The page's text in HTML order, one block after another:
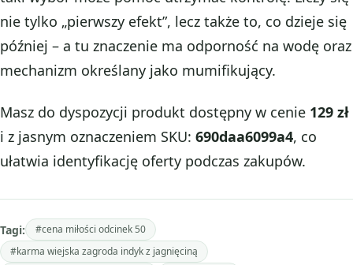
nie tylko „pierwszy efekt”, lecz także to, co dzieje się
później – a tu znaczenie ma odporność na wodę oraz
mechanizm określany jako mumifikujący.
Masz do dyspozycji produkt dostępny w cenie 129 zł
i z jasnym oznaczeniem SKU: 690daa6099a4, co
ułatwia identyfikację oferty podczas zakupów.
Tagi:
#cena miłości odcinek 50
#karma wiejska zagroda indyk z jagnięciną